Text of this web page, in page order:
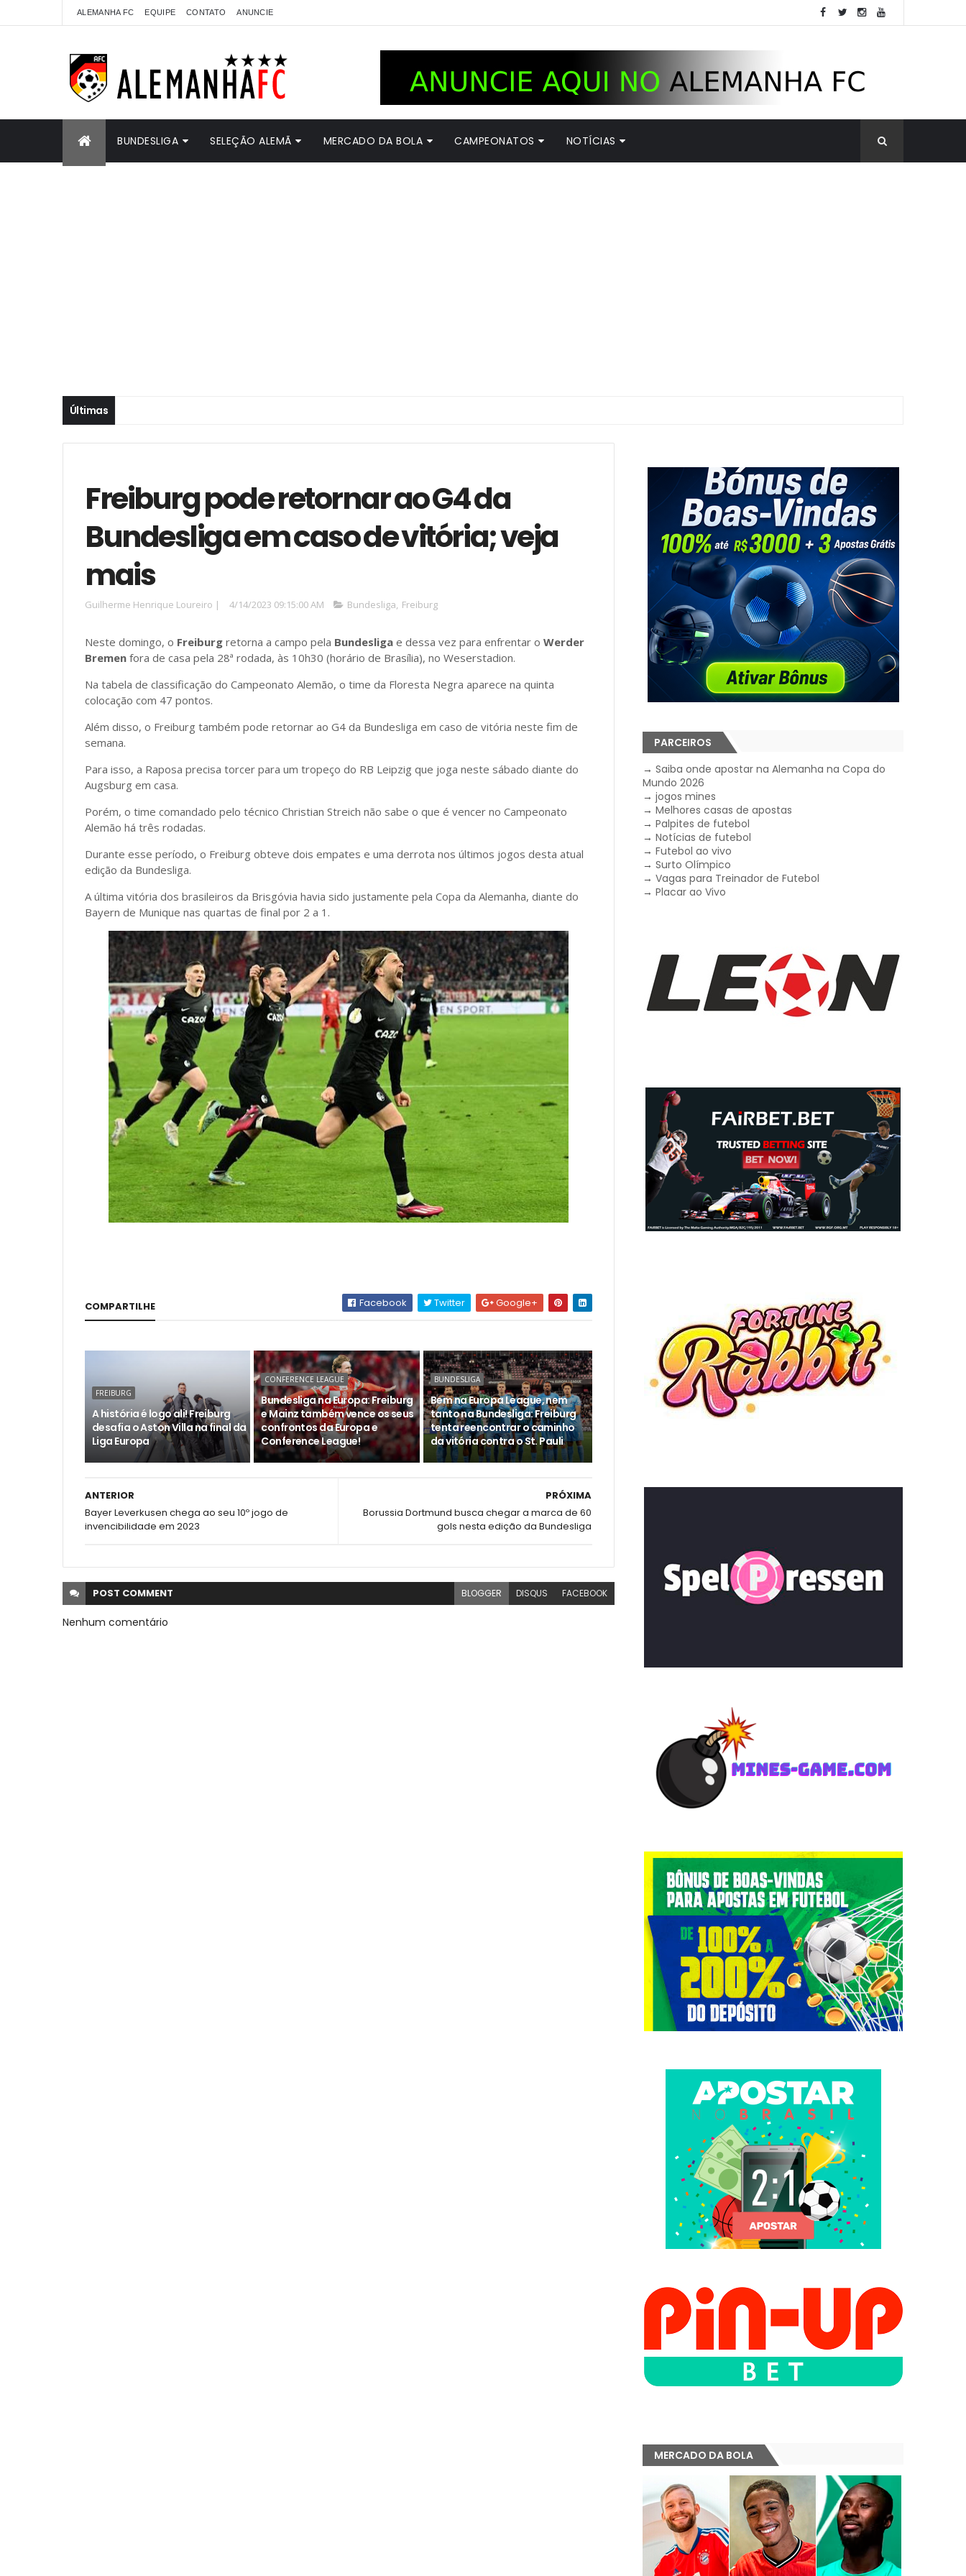
ALEMANHA FC EQUIPE CONTATO ANUNCIE
BUNDESLIGA SELEÇÃO ALEMÃ MERCADO DA BOLA CAMPEONATOS NOTÍCIAS
Últimas
Freiburg pode retornar ao G4 da
Bundesliga em caso de vitória; veja
mais
Guilherme Henrique Loureiro | 4/14/2023 09:15:00 AM Bundesliga, Freiburg
Neste domingo, o Freiburg retorna a campo pela Bundesliga e dessa vez para enfrentar o Werder
Bremen fora de casa pela 28ª rodada, às 10h30 (horário de Brasília), no Weserstadion.
Na tabela de classificação do Campeonato Alemão, o time da Floresta Negra aparece na quinta
colocação com 47 pontos.
Além disso, o Freiburg também pode retornar ao G4 da Bundesliga em caso de vitória neste fim de
semana.
Para isso, a Raposa precisa torcer para um tropeço do RB Leipzig que joga neste sábado diante do
Augsburg em casa.
Porém, o time comandado pelo técnico Christian Streich não sabe o que é vencer no Campeonato
Alemão há três rodadas.
Durante esse período, o Freiburg obteve dois empates e uma derrota nos últimos jogos desta atual
edição da Bundesliga.
A última vitória dos brasileiros da Brisgóvia havia sido justamente pela Copa da Alemanha, diante do
Bayern de Munique nas quartas de final por 2 a 1.
COMPARTILHE Facebook Twitter Google+
FREIBURG
A história é logo ali! Freiburg
desafia o Aston Villa na final da
Liga Europa
CONFERENCE LEAGUE
Bundesliga na Europa: Freiburg
e Mainz também vence os seus
confrontos da Europa e
Conference League!
BUNDESLIGA
Bem na Europa League, nem
tanto na Bundesliga: Freiburg
tenta reencontrar o caminho
da vitória contra o St. Pauli
PRÓXIMA
Borussia Dortmund busca chegar a marca de 60
gols nesta edição da Bundesliga
ANTERIOR
Bayer Leverkusen chega ao seu 10º jogo de
invencibilidade em 2023
POST COMMENT BLOGGER DISQUS FACEBOOK
Nenhum comentário
PARCEIROS
→Saiba onde apostar na Alemanha na Copa do
Mundo 2026
→jogos mines
→Melhores casas de apostas
→Palpites de futebol
→Notícias de futebol
→Futebol ao vivo
→Surto Olímpico
→Vagas para Treinador de Futebol
→Placar ao Vivo
MERCADO DA BOLA